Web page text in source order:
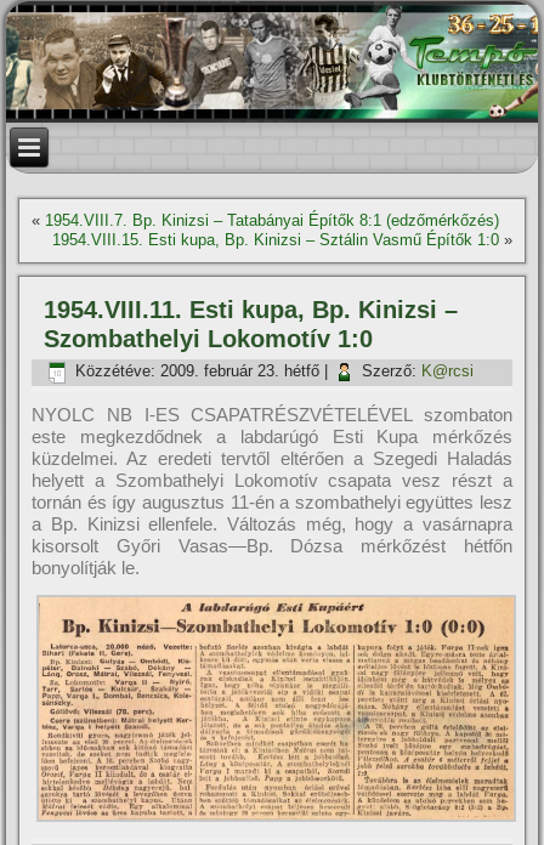
« 1954.VIII.7. Bp. Kinizsi – Tatabányai Építők 8:1 (edzőmérkőzés)
1954.VIII.15. Esti kupa, Bp. Kinizsi – Sztálin Vasmű Épí­tők 1:0»
1954.VIII.11. Esti kupa, Bp. Kinizsi –
Szombathelyi Lokomotív 1:0
Közzétéve: 2009. február 23. hétfő Szerző: K@rcsi
NYOLC NB I-ES CSAPATRÉSZVÉTELÉVEL szombaton
este megkezdődnek a labdarúgó Esti Kupa mérkőzés
küzdelmei. Az eredeti tervtől eltérően a Szegedi Haladás
helyett a Szombathelyi Lokomotív csapata vesz részt a
tornán és így augusztus 11-én a szombathelyi együttes lesz
a Bp. Kinizsi ellenfele. Változás még, hogy a vasárnapra
kisorsolt Győri Vasas—Bp. Dózsa mérkőzést hétfőn
bonyolítják le.